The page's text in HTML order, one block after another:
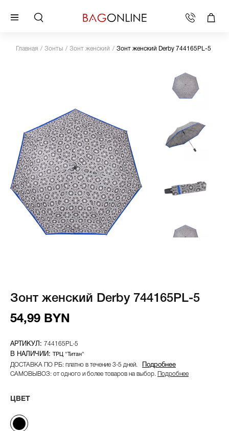
Главная Зонты Зонт женский Зонт женский Derby 744165PL-5
Зонт женский Derby 744165PL-5
54,99 BYN
744165PL-5
ТРЦ "Титан"
ДОСТАВКА ПО РБ: платно в течение 3-5 дней. Подробнее
САМОВЫВОЗ: от одного и более товаров на выбор. Подробнее
ЦВЕТ